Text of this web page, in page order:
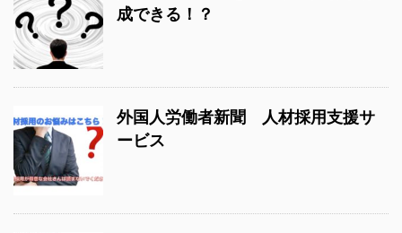
成できる！？
外国人労働者新聞 人材採用支援サ
ービス